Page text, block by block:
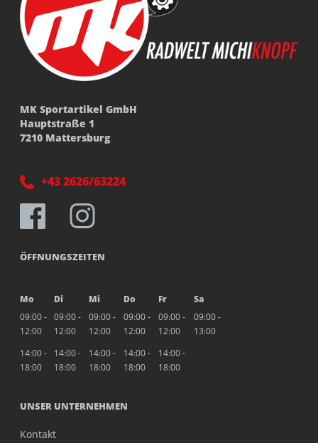
MK Sportartikel GmbH
Hauptstraße 1
7210 Mattersburg
+43 2626/63224
ÖFFNUNGSZEITEN
Mo Di Mi Do Fr
Sa
09:00 -
12:00
09:00 -
12:00
09:00 -
12:00
09:00 -
12:00
09:00 -
12:00
09:00 -
13:00
14:00 -
18:00
14:00 -
18:00
14:00 -
18:00
14:00 -
18:00
14:00 -
18:00
UNSER UNTERNEHMEN
Kontakt